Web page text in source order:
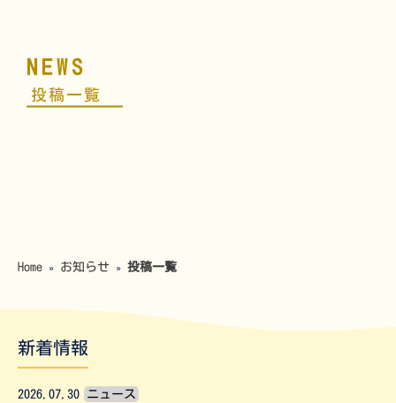
N EWS
投稿一 覧
Home » お知らせ » 投稿一覧
新着情報
2026.07.30 ニュース